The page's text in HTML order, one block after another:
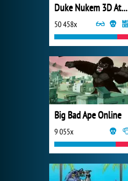
Duke Nukem 3D Atomic Edition
50 458x
Big Bad Ape Online
9 055x